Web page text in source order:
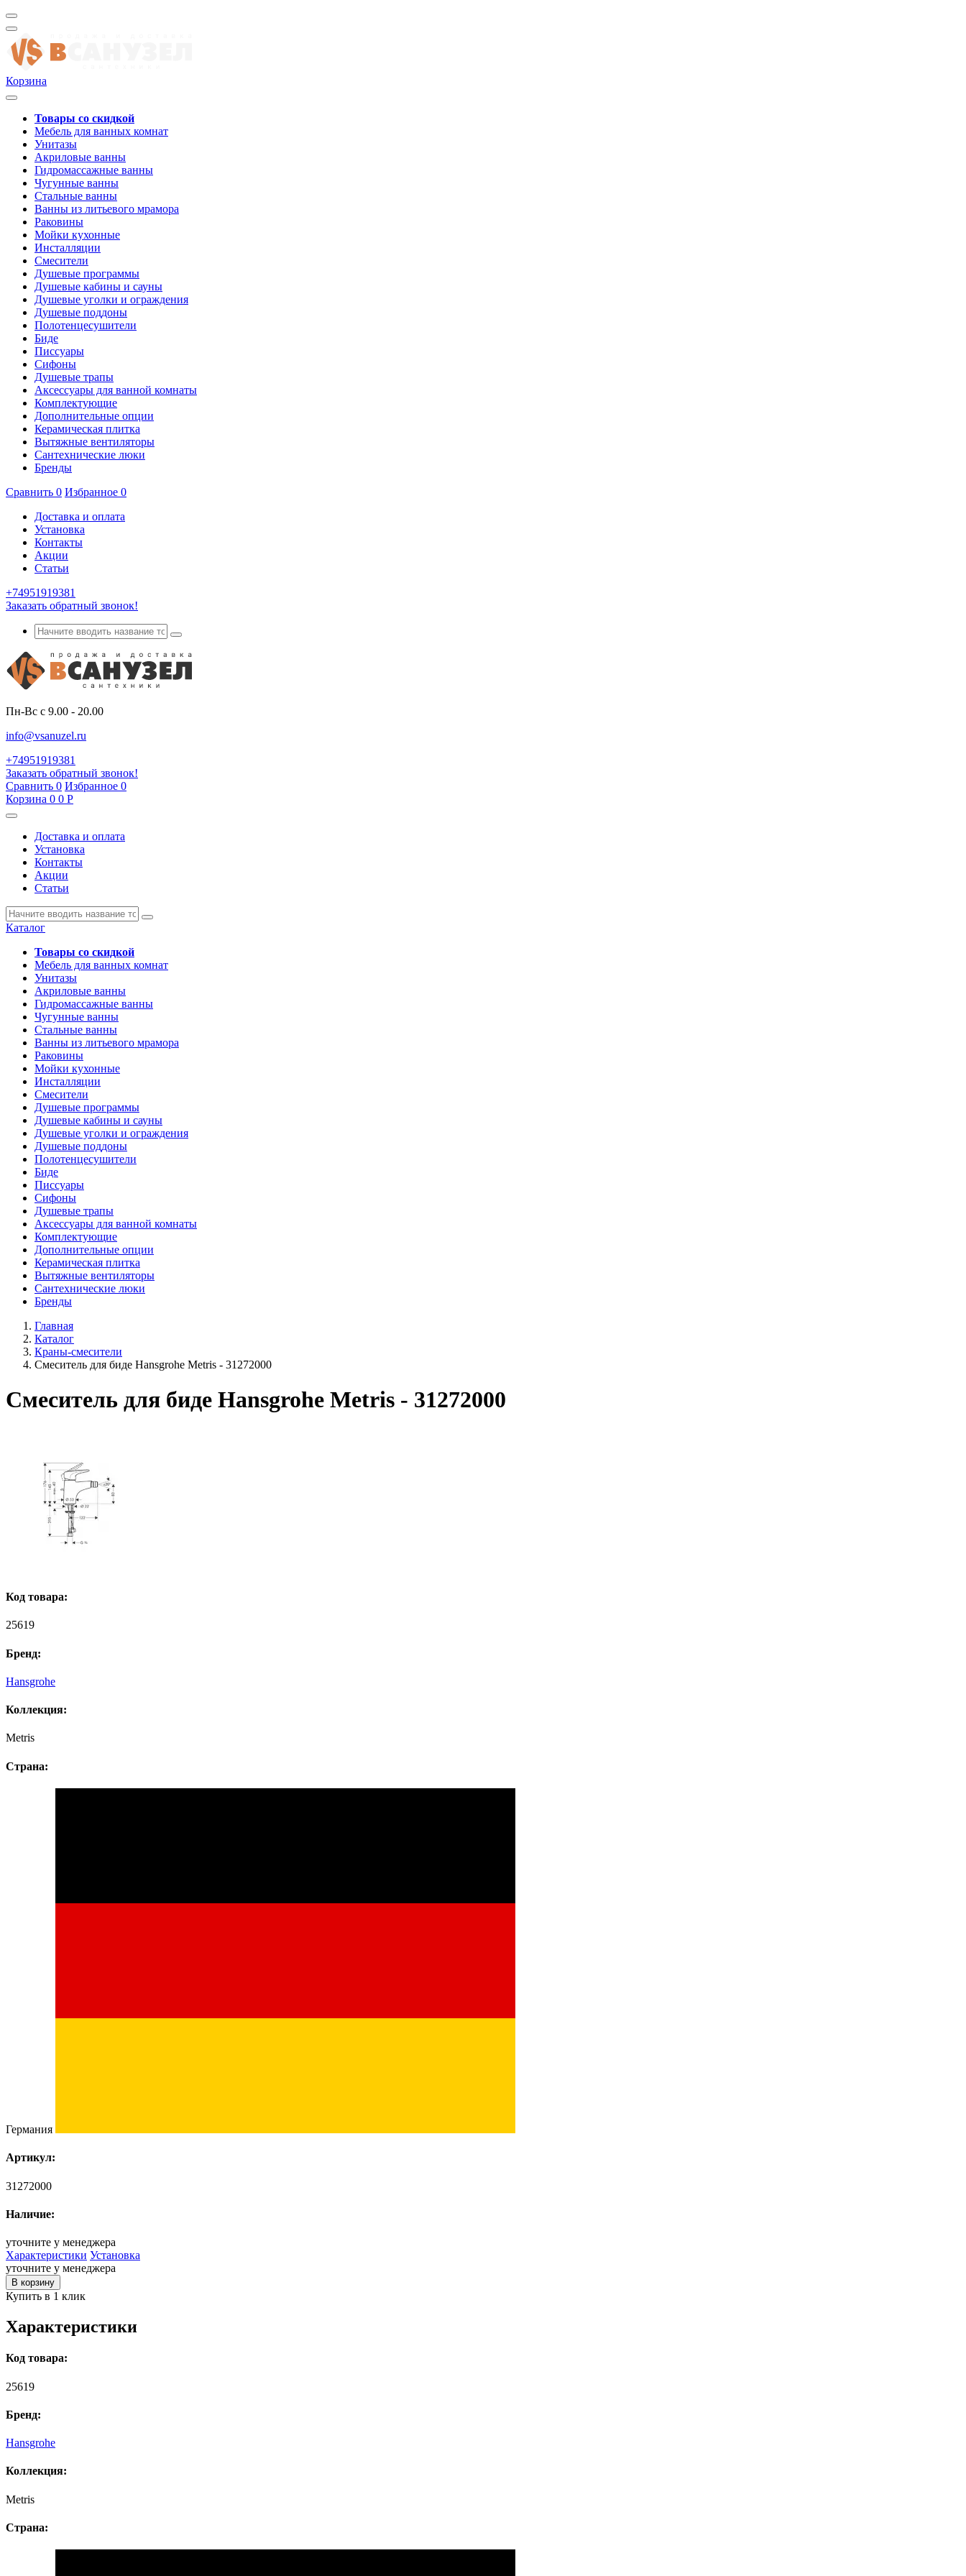
Корзина
Товары со скидкой
Мебель для ванных комнат
Унитазы
Акриловые ванны
Гидромассажные ванны
Чугунные ванны
Стальные ванны
Ванны из литьевого мрамора
Раковины
Мойки кухонные
Инсталляции
Смесители
Душевые программы
Душевые кабины и сауны
Душевые уголки и ограждения
Душевые поддоны
Полотенцесушители
Биде
Писсуары
Сифоны
Душевые трапы
Аксессуары для ванной комнаты
Комплектующие
Дополнительные опции
Керамическая плитка
Вытяжные вентиляторы
Сантехнические люки
Бренды
Сравнить 0 Избранное 0
Доставка и оплата
Установка
Контакты
Акции
Статьи
+74951919381
Заказать обратный звонок!
Пн-Вс с 9.00 - 20.00
info@vsanuzel.ru
+74951919381
Заказать обратный звонок!
Сравнить 0 Избранное 0
Корзина 0 0 Р
Доставка и оплата
Установка
Контакты
Акции
Статьи
Каталог
Товары со скидкой
Мебель для ванных комнат
Унитазы
Акриловые ванны
Гидромассажные ванны
Чугунные ванны
Стальные ванны
Ванны из литьевого мрамора
Раковины
Мойки кухонные
Инсталляции
Смесители
Душевые программы
Душевые кабины и сауны
Душевые уголки и ограждения
Душевые поддоны
Полотенцесушители
Биде
Писсуары
Сифоны
Душевые трапы
Аксессуары для ванной комнаты
Комплектующие
Дополнительные опции
Керамическая плитка
Вытяжные вентиляторы
Сантехнические люки
Бренды
Главная
Каталог
Краны-смесители
Смеситель для биде Hansgrohe Metris - 31272000
Смеситель для биде Hansgrohe Metris - 31272000
Код товара:
25619
Бренд:
Hansgrohe
Коллекция:
Metris
Страна:
Германия
Артикул:
31272000
Наличие:
уточните у менеджера
Характеристики Установка
уточните у менеджера
В корзину
Купить в 1 клик
Характеристики
Код товара:
25619
Бренд:
Hansgrohe
Коллекция:
Metris
Страна: